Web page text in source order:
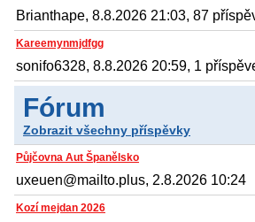
Brianthape, 8.8.2026 21:03, 87
Kareemynmjdfgg
sonifo6328, 8.8.2026 20:59, 1
Fórum
Zobrazit všechny příspěvky
Půjčovna Aut Španělsko
uxeuen@mailto.plus, 2.8.2026 10:24
Kozí mejdan 2026